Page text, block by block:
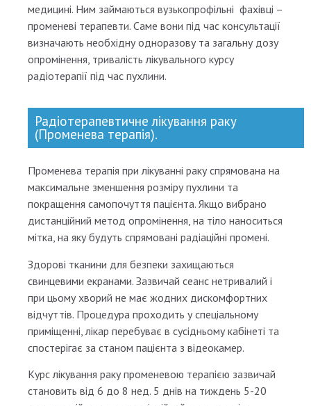
медицині. Ним займаються вузькопрофільні фахівці –
променеві терапевти. Саме вони під час консультації
визначають необхідну одноразову та загальну дозу
опромінення, тривалість лікувального курсу
радіотерапії під час пухлини.
Радіотерапевтичне лікування раку
(Променева терапія).
Променева терапія при лікуванні раку спрямована на
максимальне зменшення розміру пухлини та
покращення самопочуття пацієнта. Якщо вибрано
дистанційний метод опромінення, на тіло наноситься
мітка, на яку будуть спрямовані радіаційні промені.
Здорові тканини для безпеки захищаються
свинцевими екранами. Зазвичай сеанс нетривалий і
при цьому хворий не має жодних дискомфортних
відчуттів. Процедура проходить у спеціальному
приміщенні, лікар перебуває в сусідньому кабінеті та
спостерігає за станом пацієнта з відеокамер.
Курс лікування раку променевою терапією зазвичай
становить від 6 до 8 нед. 5 днів на тиждень 5-20